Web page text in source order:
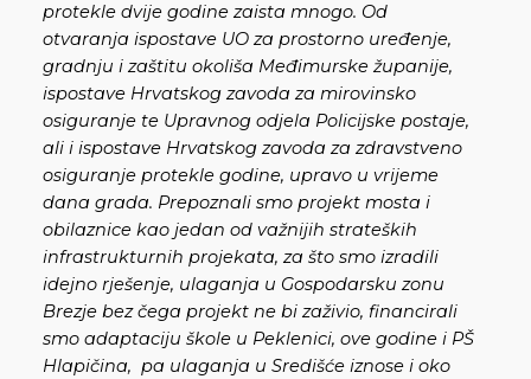
protekle dvije godine zaista mnogo. Od
otvaranja ispostave UO za prostorno uređenje,
gradnju i zaštitu okoliša Međimurske županije,
ispostave Hrvatskog zavoda za mirovinsko
osiguranje te Upravnog odjela Policijske postaje,
ali i ispostave Hrvatskog zavoda za zdravstveno
osiguranje protekle godine, upravo u vrijeme
dana grada. Prepoznali smo projekt mosta i
obilaznice kao jedan od važnijih strateških
infrastrukturnih projekata, za što smo izradili
idejno rješenje, ulaganja u Gospodarsku zonu
Brezje bez čega projekt ne bi zaživio, financirali
smo adaptaciju škole u Peklenici, ove godine i PŠ
Hlapičina, pa ulaganja u Središće iznose i oko